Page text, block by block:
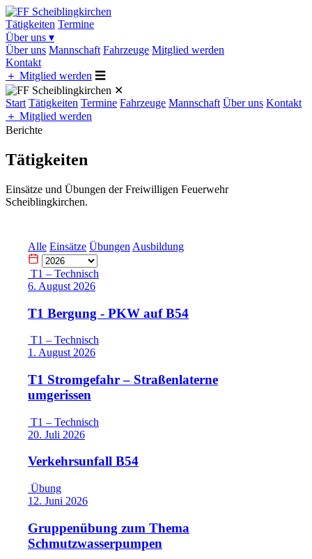
Tätigkeiten Termine
Über uns ▾
Über uns Mannschaft Fahrzeuge Mitglied werden
Kontakt
＋ Mitglied werden ☰
✕
Start Tätigkeiten Termine Fahrzeuge Mannschaft Über uns Kontakt
＋ Mitglied werden
Berichte
Tätigkeiten
Einsätze und Übungen der Freiwilligen Feuerwehr
Scheiblingkirchen.
Alle Einsätze Übungen Ausbildung
T1 – Technisch
6. August 2026
T1 Bergung - PKW auf B54
T1 – Technisch
1. August 2026
T1 Stromgefahr – Straßenlaterne
umgerissen
T1 – Technisch
20. Juli 2026
Verkehrsunfall B54
Übung
12. Juni 2026
Gruppenübung zum Thema
Schmutzwasserpumpen